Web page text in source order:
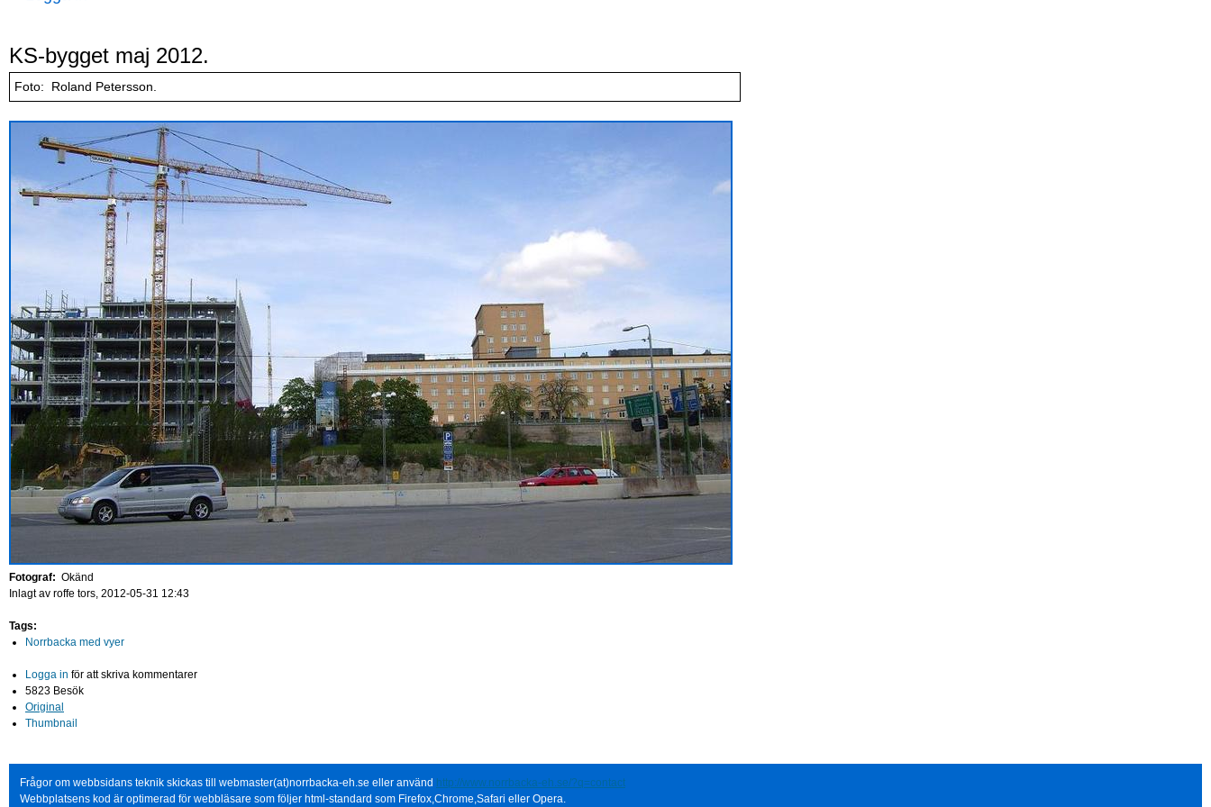
KS-bygget maj 2012.
Foto: Roland Petersson.
Fotograf: Okänd
Inlagt av roffe tors, 2012-05-31 12:43
Tags:
Norrbacka med vyer
Logga in för att skriva kommentarer
5823 Besök
Original
Thumbnail
Frågor om webbsidans teknik skickas till webmaster(at)norrbacka-eh.se eller använd http://www.norrbacka-eh.se/?q=contact
Webbplatsens kod är optimerad för webbläsare som följer html-standard som Firefox,Chrome,Safari eller Opera.